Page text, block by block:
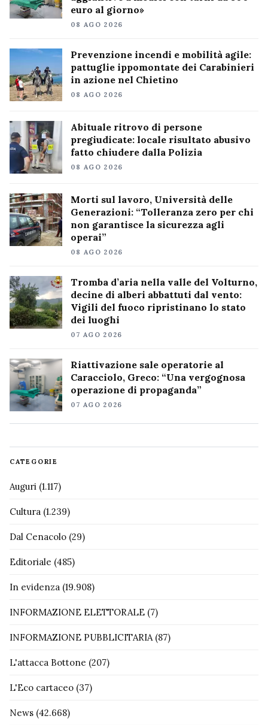
euro al giorno»
08 AGO 2026
Prevenzione incendi e mobilità agile:
pattuglie ippomontate dei Carabinieri
in azione nel Chietino
08 AGO 2026
Abituale ritrovo di persone
pregiudicate: locale risultato abusivo
fatto chiudere dalla Polizia
08 AGO 2026
Morti sul lavoro, Università delle
Generazioni: “Tolleranza zero per chi
non garantisce la sicurezza agli
operai”
08 AGO 2026
Tromba d’aria nella valle del Volturno,
decine di alberi abbattuti dal vento:
Vigili del fuoco ripristinano lo stato
dei luoghi
07 AGO 2026
Riattivazione sale operatorie al
Caracciolo, Greco: “Una vergognosa
operazione di propaganda”
07 AGO 2026
CATEGORIE
Auguri (1.117)
Cultura (1.239)
Dal Cenacolo (29)
Editoriale (485)
In evidenza (19.908)
INFORMAZIONE ELETTORALE (7)
INFORMAZIONE PUBBLICITARIA (87)
L'attacca Bottone (207)
L'Eco cartaceo (37)
News (42.668)